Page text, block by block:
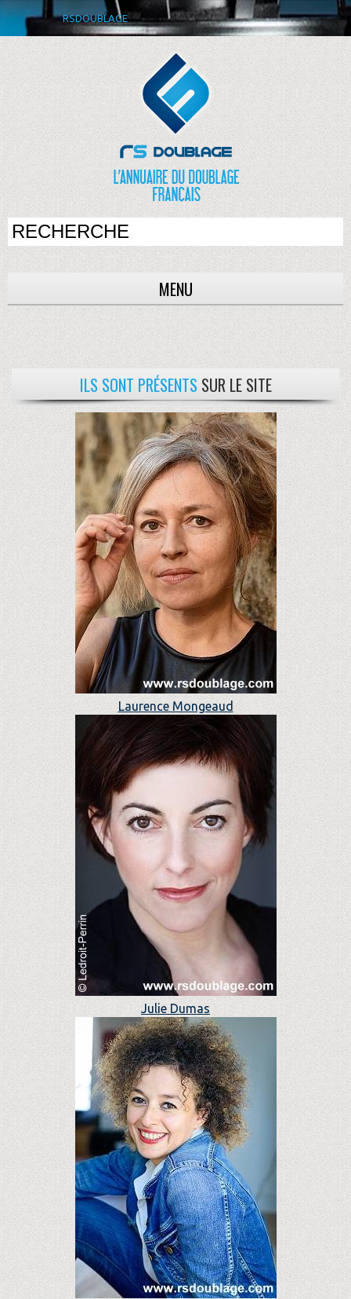
RSDOUBLAGE
MENU
ILS SONT PRÉSENTS SUR LE SITE
Laurence Mongeaud
Julie Dumas